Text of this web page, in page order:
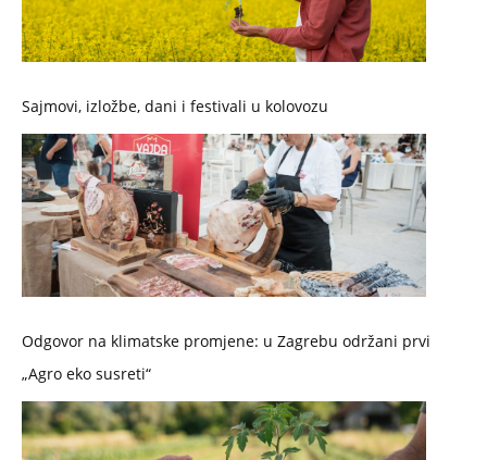
Sajmovi, izložbe, dani i festivali u kolovozu
Odgovor na klimatske promjene: u Zagrebu održani prvi
„Agro eko susreti“